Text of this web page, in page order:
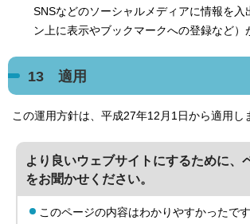
SNSなどのソーシャルメディアに情報を入
ン上に表示やブックマークへの登録など）
13 適用
この運用方針は、平成27年12月1日から適用し
より良いウェブサイトにするために、
をお聞かせください。
このページの内容はわかりやすかったで